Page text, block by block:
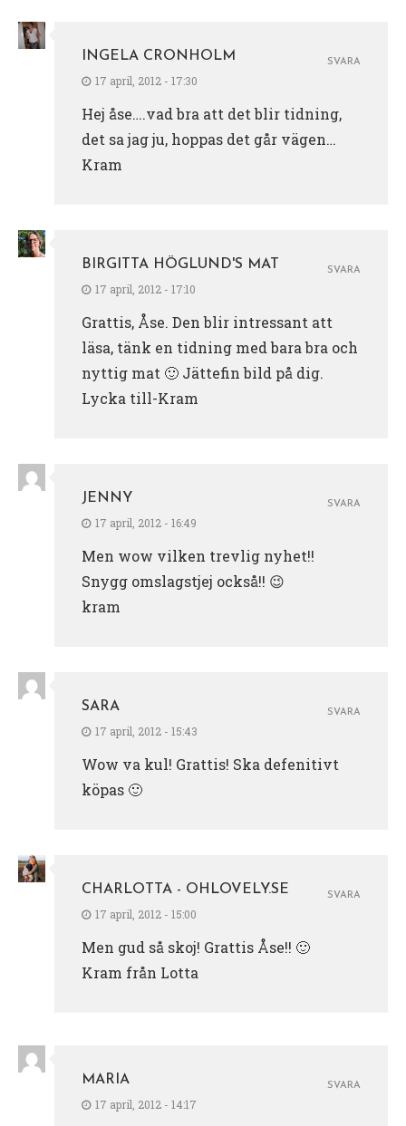
INGELA CRONHOLM
17 april, 2012 - 17:30
Hej åse….vad bra att det blir tidning,
det sa jag ju, hoppas det går vägen…
Kram
SVARA
BIRGITTA HÖGLUND'S MAT
17 april, 2012 - 17:10
Grattis, Åse. Den blir intressant att
läsa, tänk en tidning med bara bra och
nyttig mat 🙂 Jättefin bild på dig.
Lycka till-Kram
SVARA
JENNY
17 april, 2012 - 16:49
Men wow vilken trevlig nyhet!!
Snygg omslagstjej också!! 😉
kram
SVARA
SARA
17 april, 2012 - 15:43
Wow va kul! Grattis! Ska defenitivt
köpas 🙂
SVARA
CHARLOTTA - OHLOVELY.SE
17 april, 2012 - 15:00
Men gud så skoj! Grattis Åse!! 🙂
Kram från Lotta
SVARA
MARIA
17 april, 2012 - 14:17
SVARA